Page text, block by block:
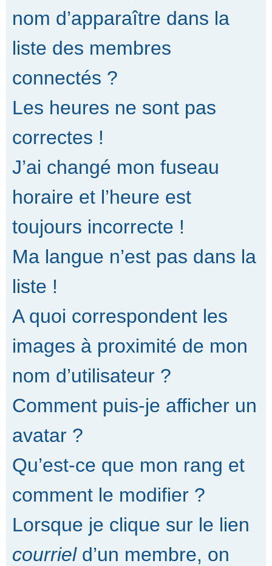
nom d’apparaître dans la
liste des membres
connectés ?
Les heures ne sont pas
correctes !
J’ai changé mon fuseau
horaire et l’heure est
toujours incorrecte !
Ma langue n’est pas dans la
liste !
A quoi correspondent les
images à proximité de mon
nom d’utilisateur ?
Comment puis-je afficher un
avatar ?
Qu’est-ce que mon rang et
comment le modifier ?
Lorsque je clique sur le lien
courrield’un membre, on